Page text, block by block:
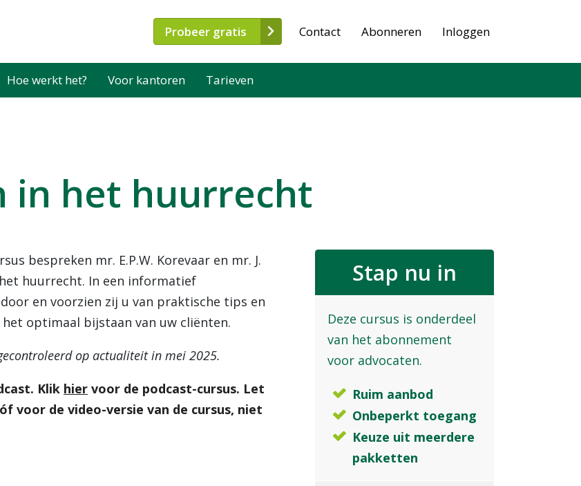
Probeer gratis Contact Abonneren Inloggen
Hoe werkt het? Voor kantoren Tarieven
in het huurrecht
Stap nu in
Deze cursus is onderdeel
van het abonnement
voor advocaten.
Ruim aanbod
Onbeperkt toegang
Keuze uit meerdere
pakketten
bespreken mr. E.P.W. Korevaar en mr. J.
huurrecht. In een informatief
en voorzien zij u van praktische tips en
optimaal bijstaan van uw cliënten.
op actualiteit in mei 2025.
Klik hier voor de podcast-cursus. Let
voor de video-versie van de cursus, niet